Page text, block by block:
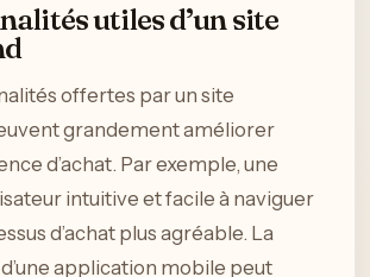
utiles d’un site
offertes par un site
grandement améliorer
d’achat. Par exemple, une
intuitive et facile à naviguer
d’achat plus agréable. La
application mobile peut